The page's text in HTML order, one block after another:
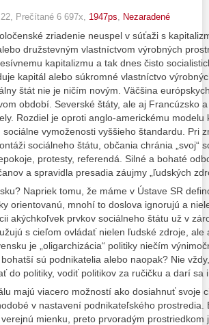
, Prečítané 6 697x, 1947ps Nezaradené
zriadenie neuspel v súťaži s
družstevným vlastníctvom výrobných
kapitalizmu a tak dnes čisto
kapitál alebo súkromné vlastníctvo
štát nie je ničím novým. Väčšina
období. Severské štáty, ale aj Francúzsko
Rozdiel je oproti anglo-americkému modelu
vymoženosti vyššieho štandardu. Pri
sociálneho štátu, občania chránia „svoj“
protesty, referendá. Silné a bohaté
a spravidla presadia záujmy „ľudských
Napriek tomu, že máme v Ústave SR
orientovanú, mnohí to doslova ignorujú a
akýchkoľvek prvkov sociálneho štátu už v
s cieľom ovládať nielen ľudské zdroje, ale
je „oligarchizácia“ politiky niečím
sú podnikatelia alebo naopak? Nie
do politiky, vodiť politikov za ručičku a darí sa
majú viacero možností ako dosiahnuť svoje
v nastavení podnikateľského prostredia.
mienku, preto prvoradým prostriedkom